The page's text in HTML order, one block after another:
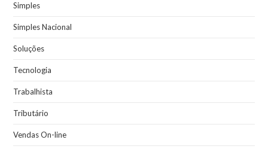
Simples
Simples Nacional
Soluções
Tecnologia
Trabalhista
Tributário
Vendas On-line